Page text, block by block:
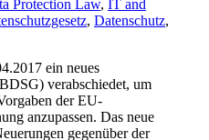
Protection Law, IT and
, Datenschutz,
ein neues
verabschiedet, um
der EU-
anzupassen. Das neue
gegenüber der